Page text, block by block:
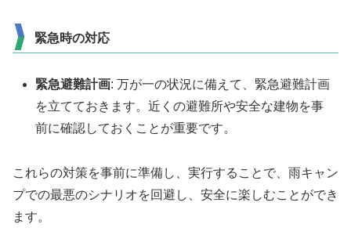
緊急時の対応
緊急避難計画: 万が一の状況に備えて、緊急避難計画
を立てておきます。近くの避難所や安全な建物を事
前に確認しておくことが重要です。
これらの対策を事前に準備し、実行することで、雨キャン
プでの最悪のシナリオを回避し、安全に楽しむことができ
ます。